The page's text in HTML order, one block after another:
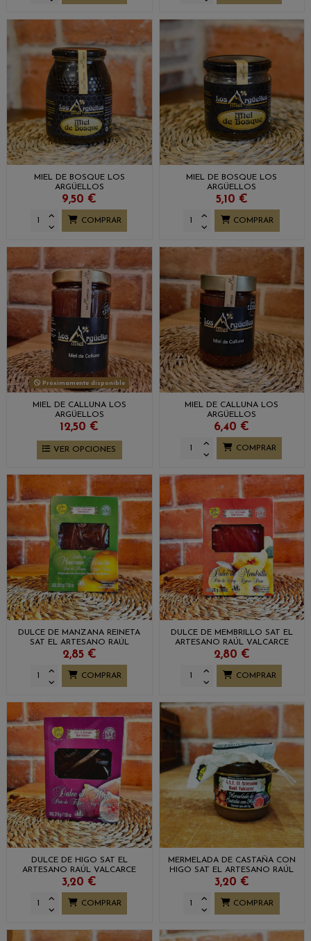
MIEL DE BOSQUE LOS
ARGÜELLOS
9,50 €
COMPRAR
MIEL DE BOSQUE LOS
ARGÜELLOS
5,10 €
COMPRAR
Próximamente disponible
MIEL DE CALLUNA LOS
ARGÜELLOS
12,50 €
VER OPCIONES
MIEL DE CALLUNA LOS
ARGÜELLOS
6,40 €
COMPRAR
DULCE DE MANZANA REINETA
SAT EL ARTESANO RAÚL
VALCARCE
2,85 €
COMPRAR
DULCE DE MEMBRILLO SAT EL
ARTESANO RAÚL VALCARCE
2,80 €
COMPRAR
DULCE DE HIGO SAT EL
ARTESANO RAÚL VALCARCE
3,20 €
COMPRAR
MERMELADA DE CASTAÑA CON
HIGO SAT EL ARTESANO RAÚL
VALCARCE
3,20 €
COMPRAR